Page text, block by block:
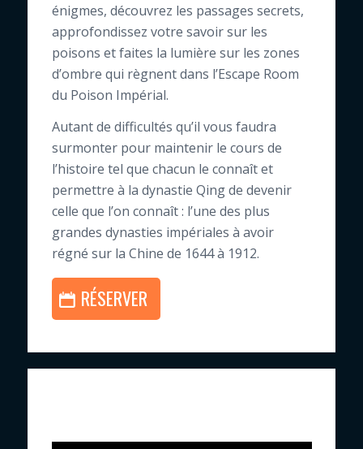
énigmes, découvrez les passages secrets,
approfondissez votre savoir sur les
poisons et faites la lumière sur les zones
d’ombre qui règnent dans l’Escape Room
du Poison Impérial.
Autant de difficultés qu’il vous faudra
surmonter pour maintenir le cours de
l’histoire tel que chacun le connaît et
permettre à la dynastie Qing de devenir
celle que l’on connaît : l’une des plus
grandes dynasties impériales à avoir
régné sur la Chine de 1644 à 1912.
RÉSERVER